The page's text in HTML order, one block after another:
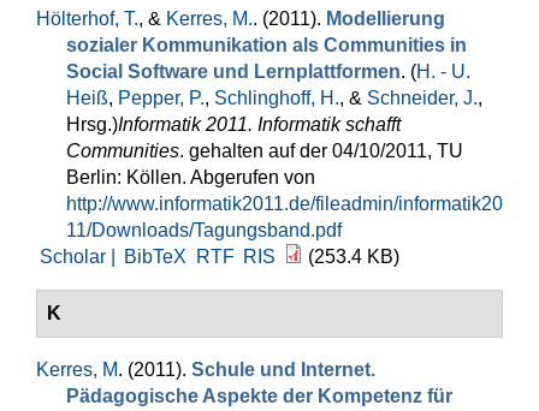
Hölterhof, T., & Kerres, M.. (2011). Modellierung
sozialer Kommunikation als Communities in
Social Software und Lernplattformen. (H. - U.
Heiß, Pepper, P., Schlinghoff, H., & Schneider, J.,
Hrsg.)Informatik 2011. Informatik schafft
Communities. gehalten auf der 04/10/2011, TU
Berlin: Köllen. Abgerufen von
http://www.informatik2011.de/fileadmin/informatik20
11/Downloads/Tagungsband.pdf
Scholar |
BibTeX RTF RIS (253.4 KB)
K
Kerres, M. (2011). Schule und Internet.
Pädagogische Aspekte der Kompetenz für